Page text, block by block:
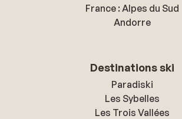
France : Alpes du Sud
Andorre
Destinations ski
Paradiski
Les Sybelles
Les Trois Vallées